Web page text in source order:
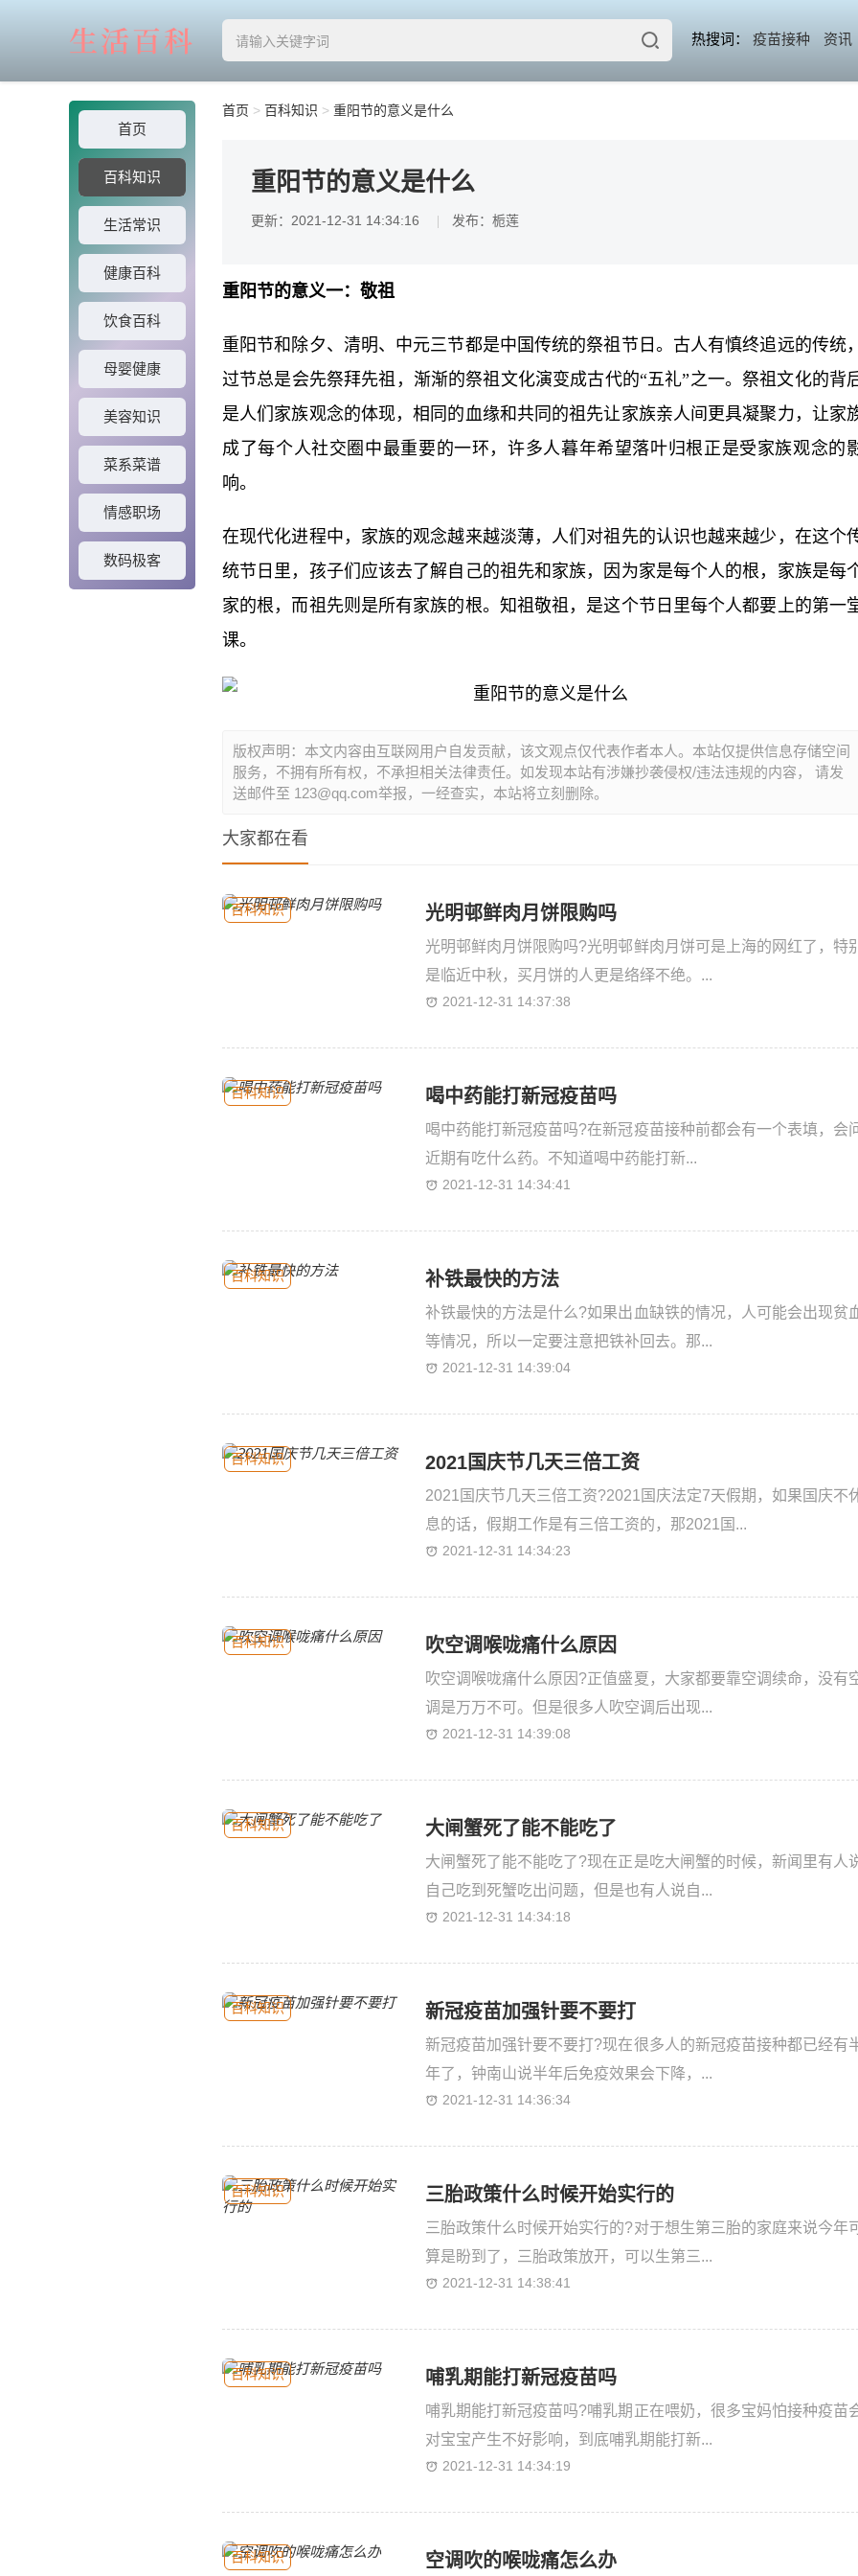
热搜词： 疫苗接种 资讯
首页
百科知识
生活常识
健康百科
饮食百科
母婴健康
美容知识
菜系菜谱
情感职场
数码极客
首页 > 百科知识 > 重阳节的意义是什么
重阳节的意义是什么
更新：2021-12-31 14:34:16 发布：栀莲
重阳节的意义一：敬祖
重阳节和除夕、清明、中元三节都是中国传统的祭祖节日。古人有慎终追远的传统
过节总是会先祭拜先祖，渐渐的祭祖文化演变成古代的“五礼”之一。祭祖文化的背
是人们家族观念的体现，相同的血缘和共同的祖先让家族亲人间更具凝聚力，让家
成了每个人社交圈中最重要的一环，许多人暮年希望落叶归根正是受家族观念的
响。
在现代化进程中，家族的观念越来越淡薄，人们对祖先的认识也越来越少，在这个
统节日里，孩子们应该去了解自己的祖先和家族，因为家是每个人的根，家族是每
家的根，而祖先则是所有家族的根。知祖敬祖，是这个节日里每个人都要上的第一
课。
版权声明：本文内容由互联网用户自发贡献，该文观点仅代表作者本人。本站仅提供信息存储空间
服务，不拥有所有权，不承担相关法律责任。如发现本站有涉嫌抄袭侵权/违法违规的内容， 请发
送邮件至 123@qq.com举报，一经查实，本站将立刻删除。
大家都在看
光明邨鲜肉月饼限购吗
百科知识
光明邨鲜肉月饼限购吗?光明邨鲜肉月饼可是上海的网红了，特
是临近中秋，买月饼的人更是络绎不绝。...
2021-12-31 14:37:38
喝中药能打新冠疫苗吗
百科知识
喝中药能打新冠疫苗吗?在新冠疫苗接种前都会有一个表填，会
近期有吃什么药。不知道喝中药能打新...
2021-12-31 14:34:41
补铁最快的方法
百科知识
补铁最快的方法是什么?如果出血缺铁的情况，人可能会出现贫
等情况，所以一定要注意把铁补回去。那...
2021-12-31 14:39:04
2021国庆节几天三倍工资
百科知识
2021国庆节几天三倍工资?2021国庆法定7天假期，如果国庆不
息的话，假期工作是有三倍工资的，那2021国...
2021-12-31 14:34:23
吹空调喉咙痛什么原因
百科知识
吹空调喉咙痛什么原因?正值盛夏，大家都要靠空调续命，没有
调是万万不可。但是很多人吹空调后出现...
2021-12-31 14:39:08
大闸蟹死了能不能吃了
百科知识
大闸蟹死了能不能吃了?现在正是吃大闸蟹的时候，新闻里有人
自己吃到死蟹吃出问题，但是也有人说自...
2021-12-31 14:34:18
新冠疫苗加强针要不要打
百科知识
新冠疫苗加强针要不要打?现在很多人的新冠疫苗接种都已经有
年了，钟南山说半年后免疫效果会下降，...
2021-12-31 14:36:34
三胎政策什么时候开始实行的
百科知识
三胎政策什么时候开始实行的?对于想生第三胎的家庭来说今年
算是盼到了，三胎政策放开，可以生第三...
2021-12-31 14:38:41
哺乳期能打新冠疫苗吗
百科知识
哺乳期能打新冠疫苗吗?哺乳期正在喂奶，很多宝妈怕接种疫苗
对宝宝产生不好影响，到底哺乳期能打新...
2021-12-31 14:34:19
空调吹的喉咙痛怎么办
百科知识